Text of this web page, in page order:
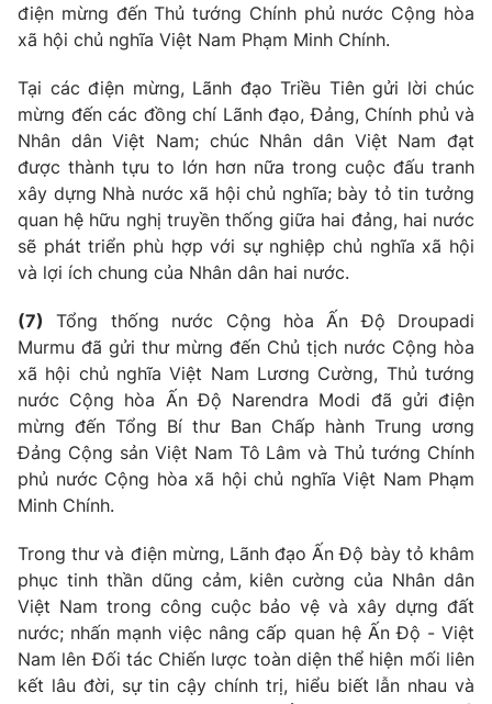
điện mừng đến Thủ tướng Chính phủ nước Cộng hòa
xã hội chủ nghĩa Việt Nam Phạm Minh Chính.
Tại các điện mừng, Lãnh đạo Triều Tiên gửi lời chúc
mừng đến các đồng chí Lãnh đạo, Đảng, Chính phủ và
Nhân dân Việt Nam; chúc Nhân dân Việt Nam đạt
được thành tựu to lớn hơn nữa trong cuộc đấu tranh
xây dựng Nhà nước xã hội chủ nghĩa; bày tỏ tin tưởng
quan hệ hữu nghị truyền thống giữa hai đảng, hai nước
sẽ phát triển phù hợp với sự nghiệp chủ nghĩa xã hội
và lợi ích chung của Nhân dân hai nước.
(7) Tổng thống nước Cộng hòa Ấn Độ Droupadi
Murmu đã gửi thư mừng đến Chủ tịch nước Cộng hòa
xã hội chủ nghĩa Việt Nam Lương Cường, Thủ tướng
nước Cộng hòa Ấn Độ Narendra Modi đã gửi điện
mừng đến Tổng Bí thư Ban Chấp hành Trung ương
Đảng Cộng sản Việt Nam Tô Lâm và Thủ tướng Chính
phủ nước Cộng hòa xã hội chủ nghĩa Việt Nam Phạm
Minh Chính.
Trong thư và điện mừng, Lãnh đạo Ấn Độ bày tỏ khâm
phục tinh thần dũng cảm, kiên cường của Nhân dân
Việt Nam trong công cuộc bảo vệ và xây dựng đất
nước; nhấn mạnh việc nâng cấp quan hệ Ấn Độ - Việt
Nam lên Đối tác Chiến lược toàn diện thể hiện mối liên
kết lâu đời, sự tin cậy chính trị, hiểu biết lẫn nhau và